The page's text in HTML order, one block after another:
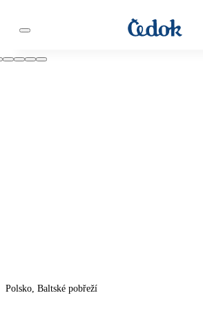
Polsko, Baltské pobřeží